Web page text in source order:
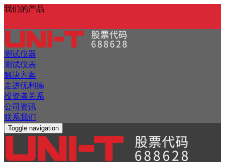
我们的产品
测试仪器
测试仪表
解决方案
走进优利德
投资者关系
公司资讯
联系我们
Toggle navigation